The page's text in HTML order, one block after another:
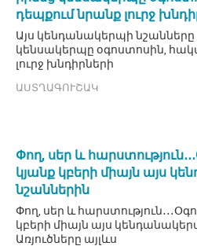
դեպքում նրանք լուրջ
Այս կենդանակերպի
կենսակերպը օգոստոսին,
լուրջ խնդիրների
ԱՍՏՂԱԳՈՒՇԱԿ
Փող, սեր և
կյանք կբերի միայն այս
նշաններին
Փող, սեր և
կբերի միայն այս
Առյուծները այլևս